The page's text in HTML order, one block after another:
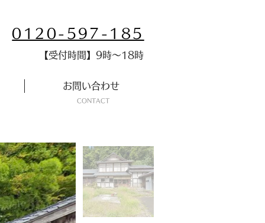
0120-597-185
​【受付時間】9時～18時
お問い合わせ
​CONTACT